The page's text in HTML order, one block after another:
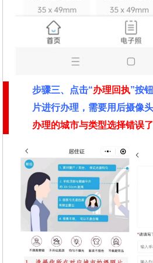
步骤三、点击“办理回执”按
片进行办理，需要用后摄像
办理的城市与类型选择错误了